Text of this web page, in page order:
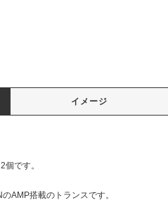
イメージ
です。
AMP搭載のトランスです。